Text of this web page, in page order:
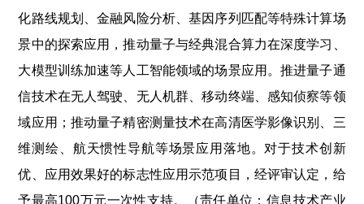
化路线规划、金融风险分析、基因序列匹配等特殊计算场
景中的探索应用，推动量子与经典混合算力在深度学习、
大模型训练加速等人工智能领域的场景应用。推进量子通
信技术在无人驾驶、无人机群、移动终端、感知侦察等领
域应用；推动量子精密测量技术在高清医学影像识别、三
维测绘、航天惯性导航等场景应用落地。对于技术创新
优、应用效果好的标志性应用示范项目，经评审认定，给
予最高100万元一次性支持。（责任单位：信息技术产业